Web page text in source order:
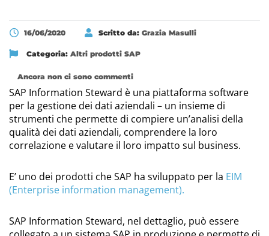
16/06/2020 Scritto da: Grazia Masulli
Categoria: Altri prodotti SAP
Ancora non ci sono commenti
SAP Information Steward è una piattaforma software
per la gestione dei dati aziendali – un insieme di
strumenti che permette di compiere un’analisi della
qualità dei dati aziendali, comprendere la loro
correlazione e valutare il loro impatto sul business.
E’ uno dei prodotti che SAP ha sviluppato per la EIM
(Enterprise information management).
SAP Information Steward, nel dettaglio, può essere